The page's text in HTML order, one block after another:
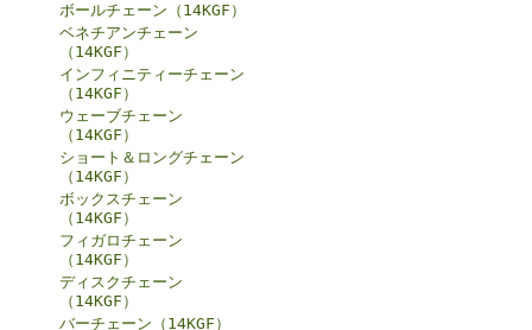
ボールチェーン（14KGF）
ベネチアンチェーン
（14KGF）
インフィニティーチェーン
（14KGF）
ウェーブチェーン
（14KGF）
ショート＆ロングチェーン
（14KGF）
ボックスチェーン
（14KGF）
フィガロチェーン
（14KGF）
ディスクチェーン
（14KGF）
バーチェーン（14KGF）